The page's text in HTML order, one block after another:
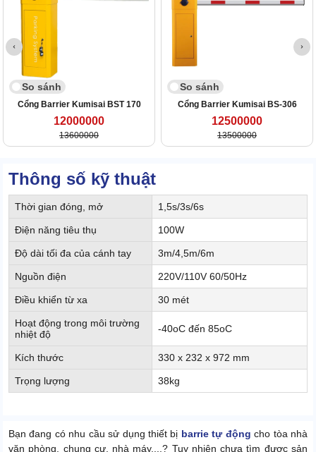
So sánh
Cổng Barrier Kumisai BST 170
12000000
13600000
So sánh
Cổng Barrier Kumisai BS-306
12500000
13500000
Thông số kỹ thuật
Thời gian đóng, mở 1,5s/3s/6s
Điện năng tiêu thụ 100W
Độ dài tối đa của cánh tay 3m/4,5m/6m
Nguồn điện 220V/110V 60/50Hz
Điều khiển từ xa 30 mét
Hoạt động trong môi trường
nhiệt độ
-40oC đến 85oC
Kích thước 330 x 232 x 972 mm
Trọng lượng 38kg
Bạn đang có nhu cầu sử dụng thiết bị barrie tự động cho tòa nhà
văn phòng, chung cư, nhà máy,...? Tuy nhiên chưa tìm được sản